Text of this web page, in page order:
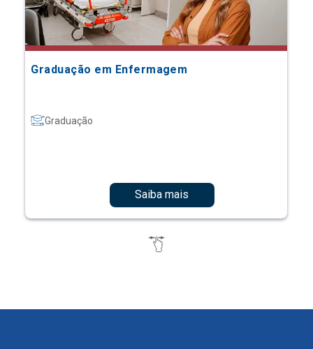
Graduação em Enfermagem
Graduação
Saiba mais